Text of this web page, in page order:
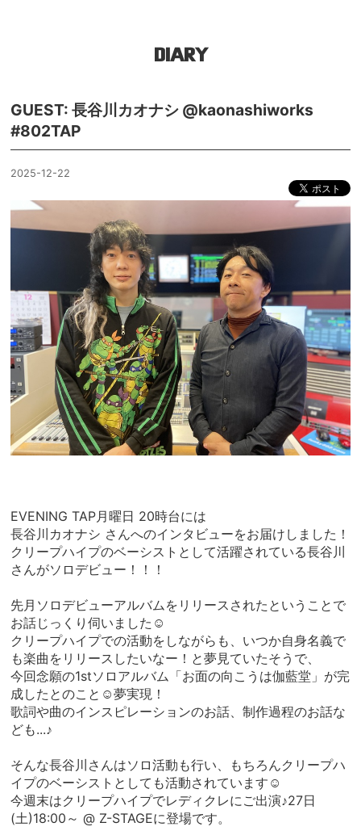
DIARY
GUEST: 長谷川カオナシ @kaonashiworks
#802TAP
2025-12-22
EVENING TAP月曜日 20時台には
長谷川カオナシ さんへのインタビューをお届けしました！
クリープハイプのベーシストとして活躍されている長谷川
さんがソロデビュー！！！
先月ソロデビューアルバムをリリースされたということで
お話じっくり伺いました☺︎
クリープハイプでの活動をしながらも、いつか自身名義で
も楽曲をリリースしたいなー！と夢見ていたそうで、
今回念願の1stソロアルバム「お面の向こうは伽藍堂」が完
成したとのこと☺︎夢実現！
歌詞や曲のインスピレーションのお話、制作過程のお話な
ども...♪
そんな長谷川さんはソロ活動も行い、もちろんクリープハ
イプのベーシストとしても活動されています☺︎
今週末はクリープハイプでレディクレにご出演♪27日
(土)18:00～ @ Z-STAGEに登場です。